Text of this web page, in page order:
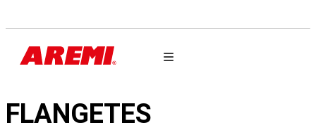
FLANGETES